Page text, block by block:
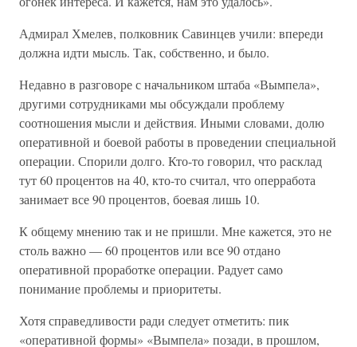
Адмирал Хмелев, полковник Савинцев учили: впереди
должна идти мысль. Так, собственно, и было.
Недавно в разговоре с начальником штаба «Вымпела»,
другими сотрудниками мы обсуждали проблему
соотношения мысли и действия. Иными словами, долю
оперативной и боевой работы в проведении специальной
операции. Спорили долго. Кто-то говорил, что расклад
тут 60 процентов на 40, кто-то считал, что оперработа
занимает все 90 процентов, боевая лишь 10.
К общему мнению так и не пришли. Мне кажется, это не
столь важно — 60 процентов или все 90 отдано
оперативной проработке операции. Радует само
понимание проблемы и приоритеты.
Хотя справедливости ради следует отметить: пик
«оперативной формы» «Вымпела» позади, в прошлом,